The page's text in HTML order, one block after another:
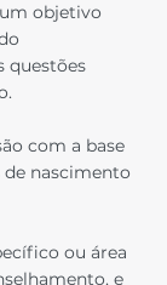
objetivo
questões
com a base
nascimento
ou área
e